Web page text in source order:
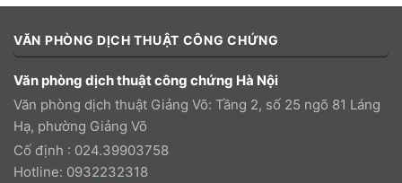
VĂN PHÒNG DỊCH THUẬT CÔNG CHỨNG
Văn phòng dịch thuật công chứng Hà Nội
Văn phòng dịch thuật Giảng Võ: Tầng 2, số 25 ngõ 81 Láng
Hạ, phường Giảng Võ
Cố định : 024.39903758
Hotline: 0932232318